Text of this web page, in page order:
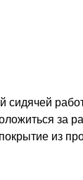
сидячей
за
из